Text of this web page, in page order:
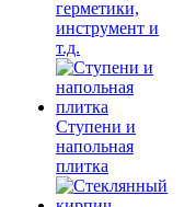
герметики,
инструмент и
т.д.
Ступени и
напольная
плитка